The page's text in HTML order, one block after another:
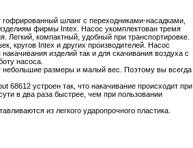
шланг с переходниками-насадками,
фирмы Intex. Насос укомплектован тремя
Легкий, компактный, удобный при транспортировке.
кругов Intex и других производителей. Насос
изделий так и для скачивания воздуха с
насоса.
размеры и малый вес. Поэтому вы всегда
68612 устроен так, что накачивание происходит при
в два раза быстрее, чем при пользовании
из легкого ударопрочного пластика.